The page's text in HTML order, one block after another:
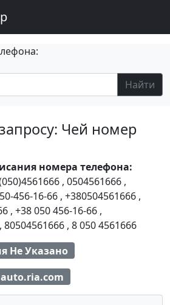
Найти
Чей номер
номера телефона:
, 0504561666 ,
456-16-66 , +380504561666 ,
, +38 050 456-16-66 ,
, 80504561666 , 8 050 4561666
Не Указано
auto.ria.com